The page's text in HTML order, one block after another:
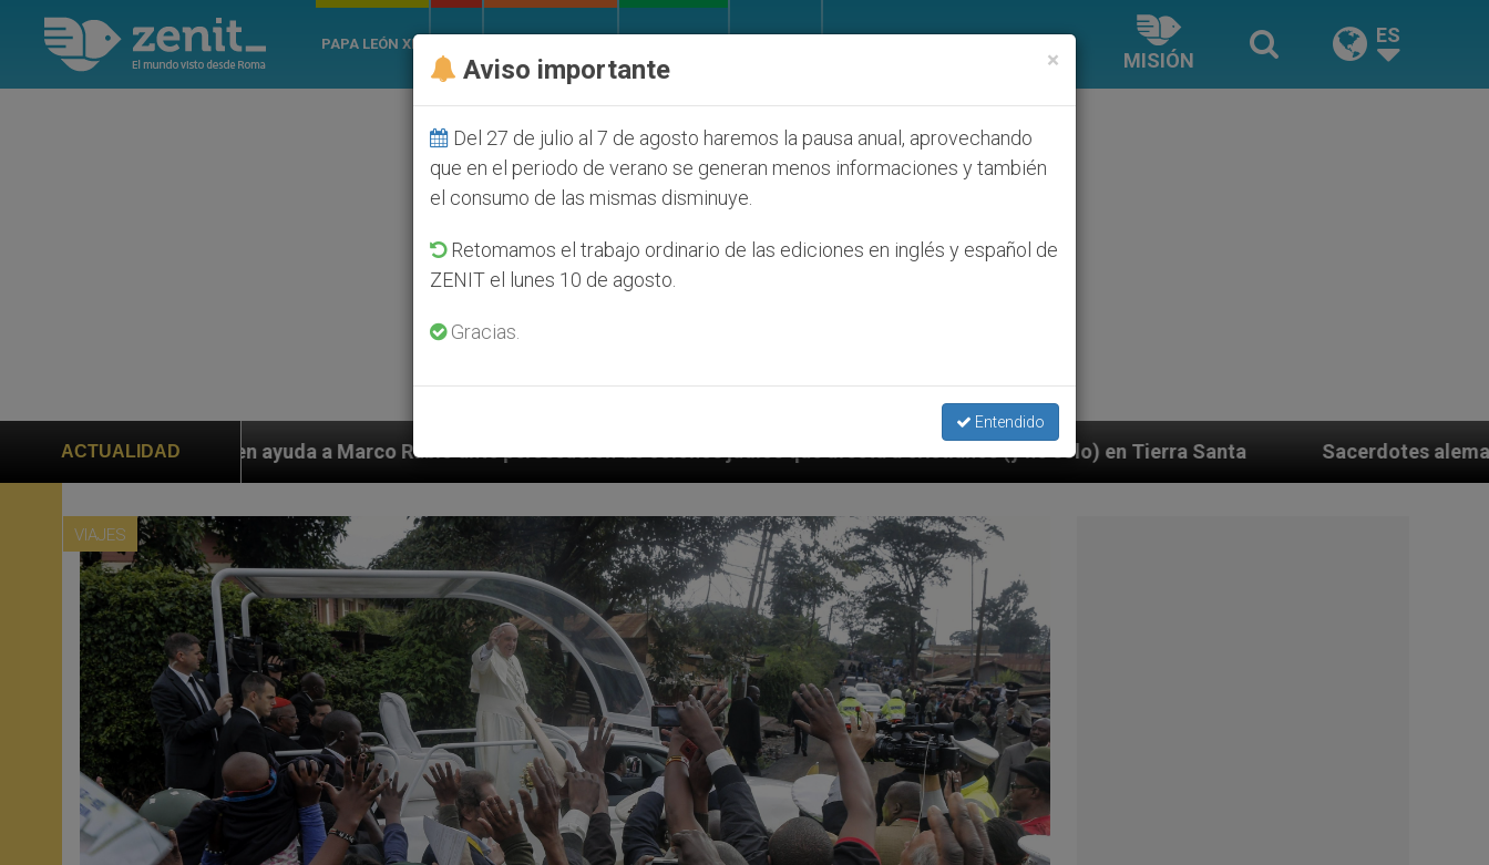
PAPA LEÓN XIV
MISIÓN
ES
ACTUALIDAD
a Marco Rubio ante persecución de colonos judíos que afecta a cristianos (y no sólo) en Tierra Santa Sacerdotes alemanes fieles al Papa
VIAJES
×
Aviso importante
Del 27 de julio al 7 de agosto haremos la pausa anual, aprovechando
que en el periodo de verano se generan menos informaciones y también
el consumo de las mismas disminuye.
Retomamos el trabajo ordinario de las ediciones en inglés y español de
ZENIT el lunes 10 de agosto.
Gracias.
Entendido